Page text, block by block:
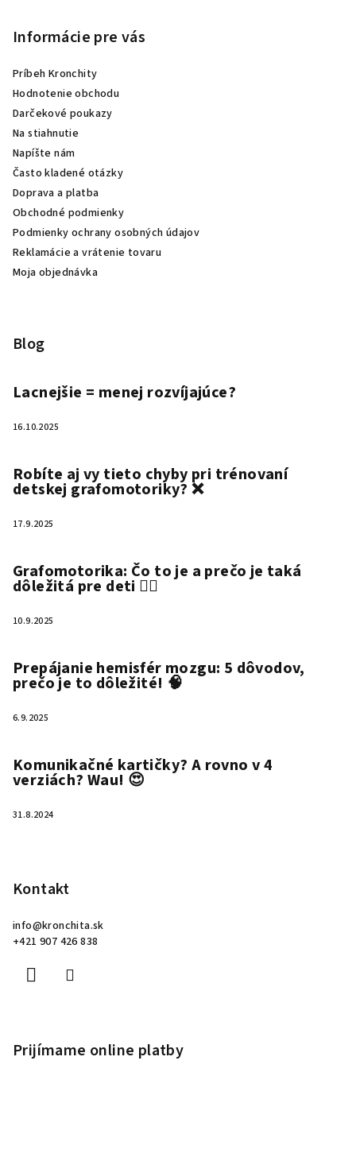
Informácie pre vás
Príbeh Kronchity
Hodnotenie obchodu
Darčekové poukazy
Na stiahnutie
Napíšte nám
Často kladené otázky
Doprava a platba
Obchodné podmienky
Podmienky ochrany osobných údajov
Reklamácie a vrátenie tovaru
Moja objednávka
Blog
Lacnejšie = menej rozvíjajúce?
16.10.2025
Robíte aj vy tieto chyby pri trénovaní
detskej grafomotoriky? ❌
17.9.2025
Grafomotorika: Čo to je a prečo je taká
dôležitá pre deti ✍🏻
10.9.2025
Prepájanie hemisfér mozgu: 5 dôvodov,
prečo je to dôležité! 🧠
6.9.2025
Komunikačné kartičky? A rovno v 4
verziách? Wau! 😍
31.8.2024
Kontakt
info@kronchita.sk
+421 907 426 838
Prijímame online platby